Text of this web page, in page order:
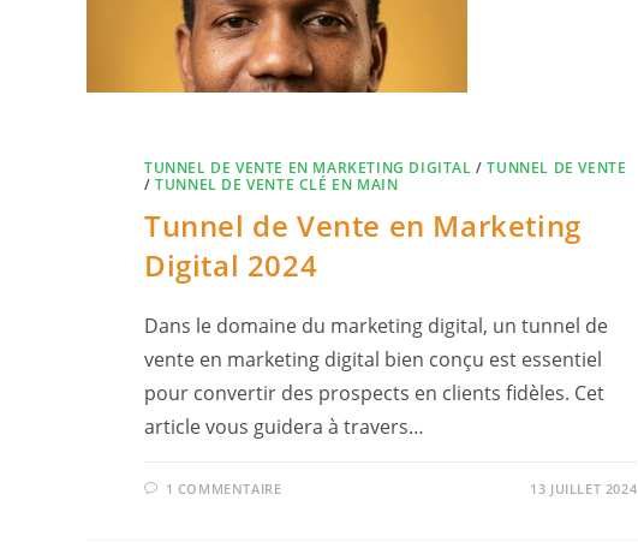
TUNNEL DE VENTE EN MARKETING DIGITAL /TUNNEL DE VENTE
/TUNNEL DE VENTE CLÉ EN MAIN
Tunnel de Vente en Marketing
Digital 2024
Dans le domaine du marketing digital, un tunnel de
vente en marketing digital bien conçu est essentiel
pour convertir des prospects en clients fidèles. Cet
article vous guidera à travers…
1 COMMENTAIRE 13 JUILLET 2024